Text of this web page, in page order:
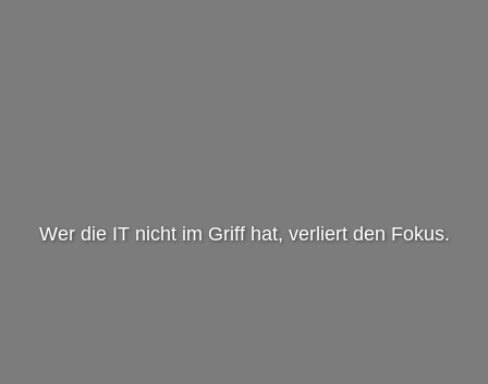
Wer die IT nicht im Griff hat, verliert den Fokus.